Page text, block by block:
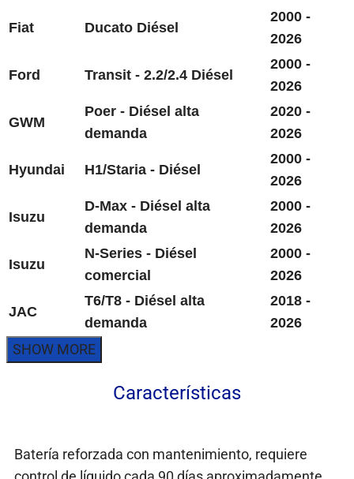
Fiat Ducato Diésel
2000 -
2026
Ford Transit - 2.2/2.4 Diésel
2000 -
2026
GWM
Poer - Diésel alta
demanda
2020 -
2026
Hyundai H1/Staria - Diésel
2000 -
2026
Isuzu
D-Max - Diésel alta
demanda
2000 -
2026
Isuzu
N-Series - Diésel
comercial
2000 -
2026
JAC
T6/T8 - Diésel alta
demanda
2018 -
2026
Características
Batería reforzada con mantenimiento, requiere